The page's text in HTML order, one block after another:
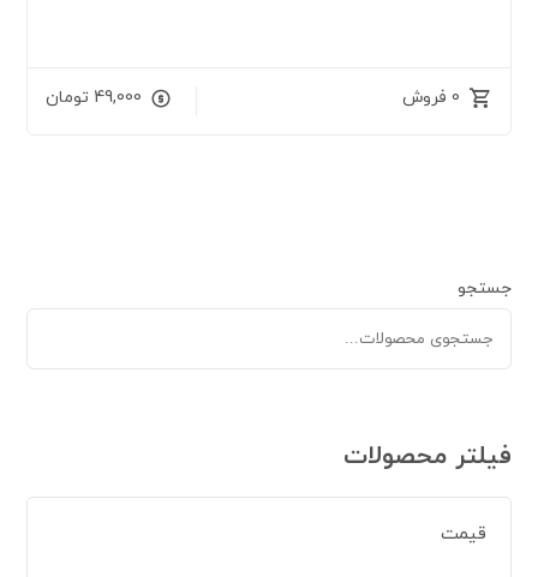
0 فروش 49,000 تومان
جستجو
فیلتر محصولات
قیمت